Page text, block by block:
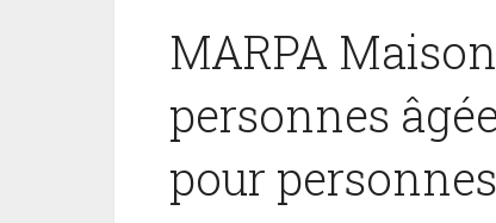
MARPA
personnes
pour